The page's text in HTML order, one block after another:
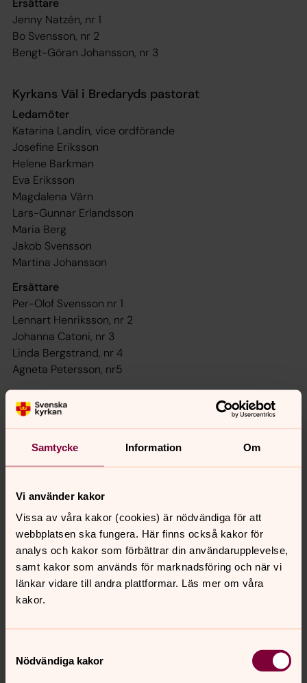
Samtycke Information Om
Vi använder kakor
Vissa av våra kakor (cookies) är nödvändiga för att
webbplatsen ska fungera. Här finns också kakor för
analys och kakor som förbättrar din användarupplevelse,
samt kakor som används för marknadsföring och när vi
länkar vidare till andra plattformar. Läs mer om våra
kakor.
Nödvändiga kakor
Ersättare
Jenny Natzén, nr 1
Bo Svensson, nr 2
Bengt-Göran Johansson, nr 3
Kyrkans Väl i Bredaryds pastorat
Ledamöter
Katarina Landin, vice ordförande
Josefine Eriksson
Helene Barkman
Eva Eriksson
Magdalena Värn
Lars-Gunnar Erlandsson
Maria Berg
Jakob Svensson
Martina Johansson
Ersättare
Per-Olof Svensson nr 1
Lennart Henriksson, nr 2
Johanna Catoni, nr 3
Linda Bergstrand, nr 4
Agneta Petersson, nr5
Bredaryds pastorats kyrkoråd
Ledamöter
Agneta Petersson, ordförande
Josefine Eriksson
Lars-Gunnar Erlandsson
Caisa Magnusson
Bengt Larsson
Henrik Gustavsson
Robert Karlsson
Anders Hallberg, kyrkoherde
Ersättare
Ing-Marie Karlsson